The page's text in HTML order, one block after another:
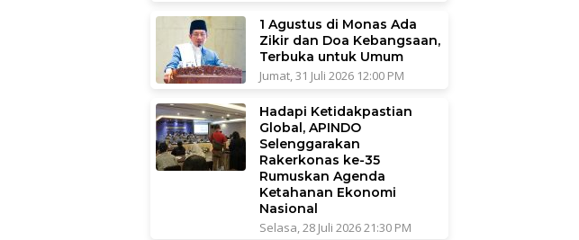
1 Agustus di Monas Ada
Zikir dan Doa Kebangsaan,
Terbuka untuk Umum
Jumat, 31 Juli 2026 12:00 PM
Hadapi Ketidakpastian
Global, APINDO
Selenggarakan
Rakerkonas ke-35
Rumuskan Agenda
Ketahanan Ekonomi
Nasional
Selasa, 28 Juli 2026 21:30 PM